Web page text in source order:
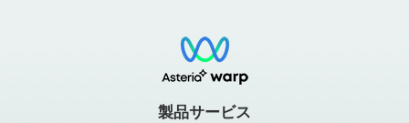
製品サービス